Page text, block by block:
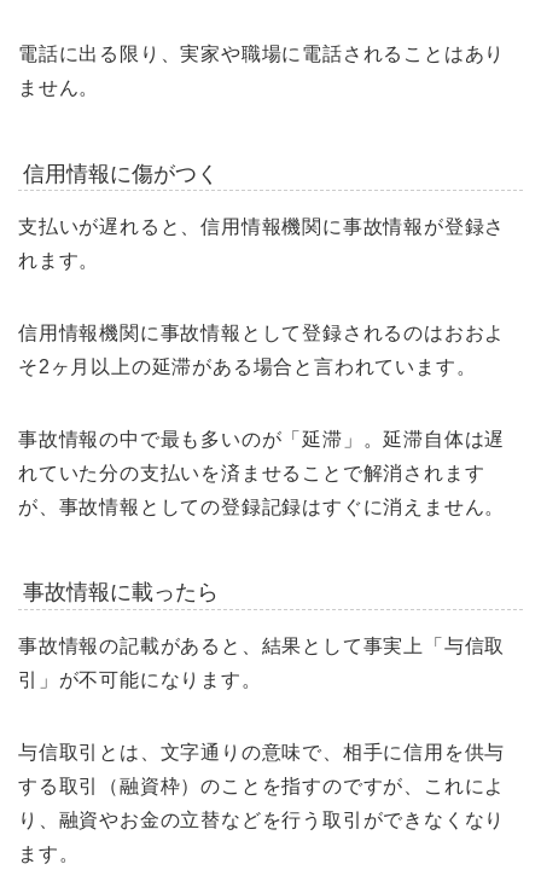
電話に出る限り、実家や職場に電話されることはあり
ません。
信用情報に傷がつく
支払いが遅れると、信用情報機関に事故情報が登録さ
れます。
信用情報機関に事故情報として登録されるのはおおよ
そ2ヶ月以上の延滞がある場合と言われています。
事故情報の中で最も多いのが「延滞」。延滞自体は遅
れていた分の支払いを済ませることで解消されます
が、事故情報としての登録記録はすぐに消えません。
事故情報に載ったら
事故情報の記載があると、結果として事実上「与信取
引」が不可能になります。
与信取引とは、文字通りの意味で、相手に信用を供与
する取引（融資枠）のことを指すのですが、これによ
り、融資やお金の立替などを行う取引ができなくなり
ます。